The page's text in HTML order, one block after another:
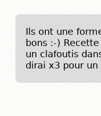
Ils ont une
bons :-)
un clafoutis
dirai x3 pour